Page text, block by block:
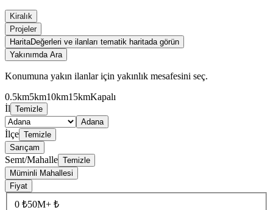
Kiralık
Projeler
HaritaDeğerleri ve ilanları tematik haritada görün
Yakınımda Ara
Konumuna yakın ilanlar için yakınlık mesafesini seç.
0.5km5km10km15kmKapalı
İl Temizle
Adana
İlçe Temizle
Sarıçam
Semt/Mahalle Temizle
Müminli Mahallesi
Fiyat
0 ₺50M+ ₺